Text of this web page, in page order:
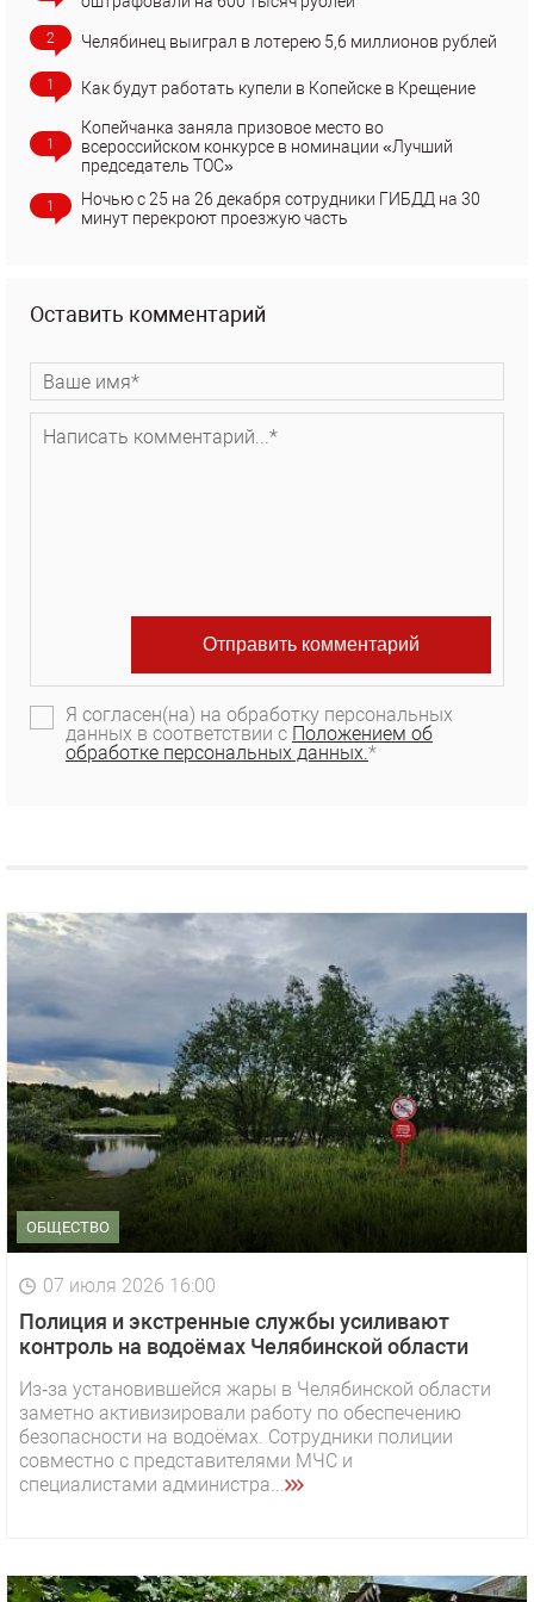
2 Челябинец выиграл в лотерею 5,6 миллионов рублей
1 Как будут работать купели в Копейске в Крещение
1
Копейчанка заняла призовое место во
всероссийском конкурсе в номинации «Лучший
председатель ТОС»
1
Ночью с 25 на 26 декабря сотрудники ГИБДД на 30
минут перекроют проезжую часть
Оставить комментарий
Я согласен(на) на обработку персональных
данных в соответствии с Положением об
обработке персональных данных.*
ОБЩЕСТВО
07 июля 2026 16:00
Полиция и экстренные службы усиливают
контроль на водоёмах Челябинской области
Из‑за установившейся жары в Челябинской области
заметно активизировали работу по обеспечению
безопасности на водоёмах. Сотрудники полиции
совместно с представителями МЧС и
специалистами администра...